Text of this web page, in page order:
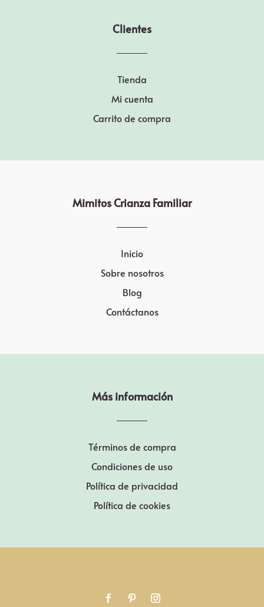
Clientes
Tienda
Mi cuenta
Carrito de compra
Mimitos Crianza Familiar
Inicio
Sobre nosotros
Blog
Contáctanos
Más información
Términos de compra
Condiciones de uso
Política de privacidad
Política de cookies